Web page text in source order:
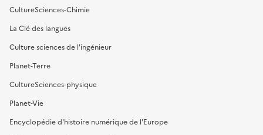
CultureSciences-Chimie
La Clé des langues
Culture sciences de l'ingénieur
Planet-Terre
CultureSciences-physique
Planet-Vie
Encyclopédie d'histoire numérique de l'Europe